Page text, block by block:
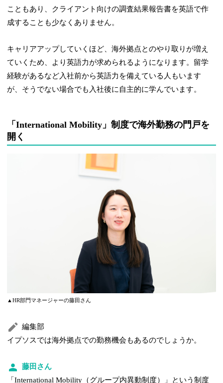
こともあり、クライアント向けの調査結果報告書を英語で作
成することも少なくありません。
キャリアアップしていくほど、海外拠点とのやり取りが増え
ていくため、より英語力が求められるようになります。留学
経験があるなど入社前から英語力を備えている人もいます
が、そうでない場合でも入社後に自主的に学んでいます。
「International Mobility」制度で海外勤務の門戸を
開く
▲HR部門マネージャーの藤田さん
編集部
イプソスでは海外拠点での勤務機会もあるのでしょうか。
藤田さん
「International Mobility（グループ内異動制度）」という制度